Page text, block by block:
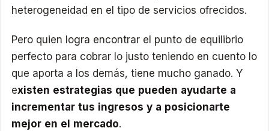
heterogeneidad en el tipo de servicios ofrecidos.
Pero quien logra encontrar el punto de equilibrio
perfecto para cobrar lo justo teniendo en cuento lo
que aporta a los demás, tiene mucho ganado. Y
existen estrategias que pueden ayudarte a
incrementar tus ingresos y a posicionarte
mejor en el mercado.